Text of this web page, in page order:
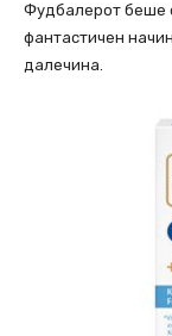
Фудбалерот беше
фантастичен
далечина.